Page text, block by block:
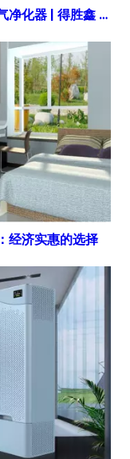
为什么为您的办公空间选择 HEPA 空气净化器 | 得胜鑫 净化
经济实惠的选择